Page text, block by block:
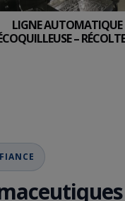
LIGNE AUTOMATIQUE
–